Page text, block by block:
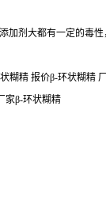
剂大都有一定的毒性
精 报价β-环状糊精
家β-环状糊精